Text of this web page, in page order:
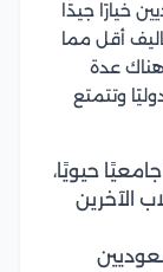
خيارًا جيدًا
أقل مما
هناك عدة
وتتمتع
حيويًا،
الآخرين